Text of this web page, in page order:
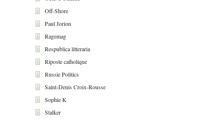
Off-Shore
Paul Jorion
Ragemag
Respublica litteraria
Riposte catholique
Russie Politics
Saint-Denis Croix-Rousse
Sophie K
Stalker